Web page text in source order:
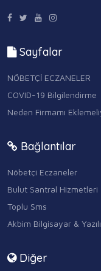
Sayfalar
NÖBETÇİ ECZANELER
COVID-19 Bilgilendirme
Neden Firmamı
Bağlantılar
Nöbetçi Eczaneler
Bulut Santral Hizmetleri
Toplu Sms
Akbim Bilgisayar &
Diğer